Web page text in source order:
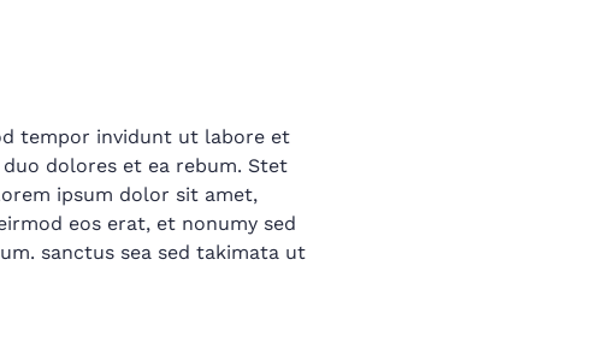
tempor invidunt ut labore et
dolores et ea rebum. Stet
ipsum dolor sit amet,
eos erat, et nonumy sed
sanctus sea sed takimata ut